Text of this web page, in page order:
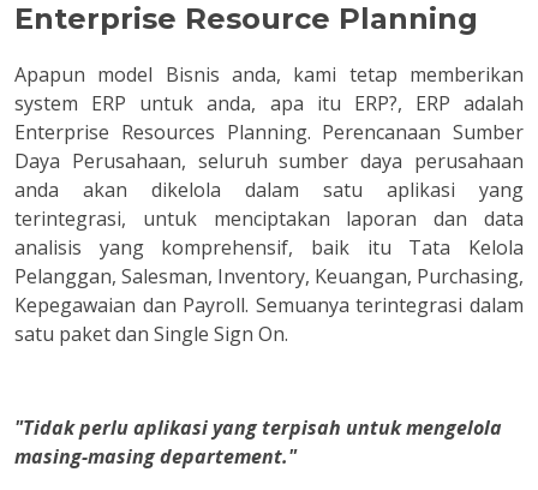
Enterprise Resource Planning
Apapun model Bisnis anda, kami tetap memberikan
system ERP untuk anda, apa itu ERP?, ERP adalah
Enterprise Resources Planning. Perencanaan Sumber
Daya Perusahaan, seluruh sumber daya perusahaan
anda akan dikelola dalam satu aplikasi yang
terintegrasi, untuk menciptakan laporan dan data
analisis yang komprehensif, baik itu Tata Kelola
Pelanggan, Salesman, Inventory, Keuangan, Purchasing,
Kepegawaian dan Payroll. Semuanya terintegrasi dalam
satu paket dan Single Sign On.
"Tidak perlu aplikasi yang terpisah untuk mengelola
masing-masing departement."